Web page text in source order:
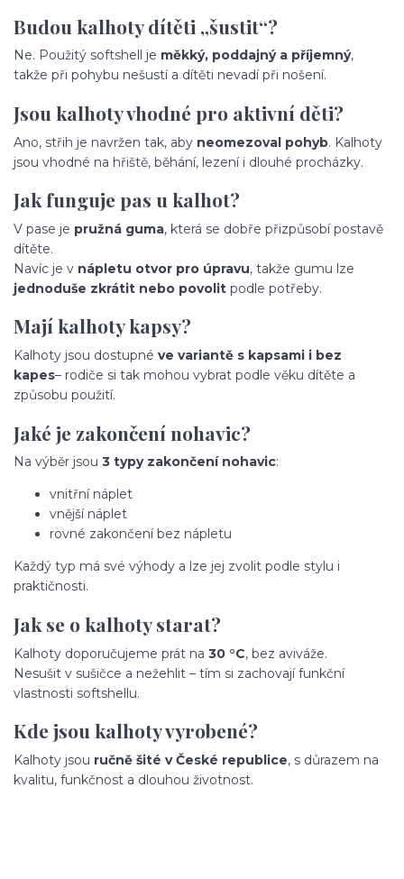
Budou kalhoty dítěti „šustit“?
Ne. Použitý softshell je měkký, poddajný a příjemný,
takže při pohybu nešustí a dítěti nevadí při nošení.
Jsou kalhoty vhodné pro aktivní děti?
Ano, střih je navržen tak, aby neomezoval pohyb. Kalhoty
jsou vhodné na hřiště, běhání, lezení i dlouhé procházky.
Jak funguje pas u kalhot?
V pase je pružná guma, která se dobře přizpůsobí postavě
dítěte.
Navíc je v nápletu otvor pro úpravu, takže gumu lze
jednoduše zkrátit nebo povolit podle potřeby.
Mají kalhoty kapsy?
Kalhoty jsou dostupné ve variantě s kapsami i bez
kapes– rodiče si tak mohou vybrat podle věku dítěte a
způsobu použití.
Jaké je zakončení nohavic?
Na výběr jsou 3 typy zakončení nohavic:
vnitřní náplet
vnější náplet
rovné zakončení bez nápletu
Každý typ má své výhody a lze jej zvolit podle stylu i
praktičnosti.
Jak se o kalhoty starat?
Kalhoty doporučujeme prát na 30 °C, bez aviváže.
Nesušit v sušičce a nežehlit – tím si zachovají funkční
vlastnosti softshellu.
Kde jsou kalhoty vyrobené?
Kalhoty jsou ručně šité v České republice, s důrazem na
kvalitu, funkčnost a dlouhou životnost.